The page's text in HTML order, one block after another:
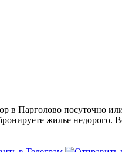
Парголово посуточно
жилье недорого.